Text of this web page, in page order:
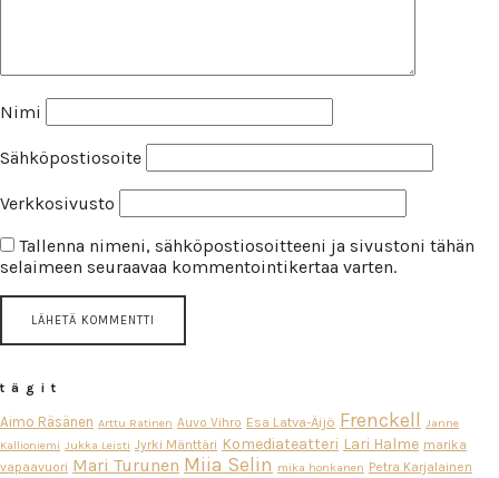
Nimi
Sähköpostiosoite
Verkkosivusto
Tallenna nimeni, sähköpostiosoitteeni ja sivustoni tähän
selaimeen seuraavaa kommentointikertaa varten.
tägit
Aimo Räsänen Arttu Ratinen Auvo Vihro Esa Latva-Äijö Frenckell
Janne
Kallioniemi Jukka Leisti Jyrki Mänttäri Komediateatteri Lari Halme marika
vapaavuori Mari Turunen Miia Selin mika honkanen Petra Karjalainen